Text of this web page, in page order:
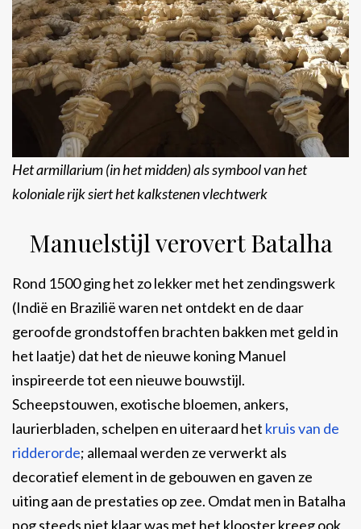
Het armillarium (in het midden) als symbool van het
koloniale rijk siert het kalkstenen vlechtwerk
Manuelstijl verovert Batalha
Rond 1500 ging het zo lekker met het zendingswerk
(Indië en Brazilië waren net ontdekt en de daar
geroofde grondstoffen brachten bakken met geld in
het laatje) dat het de nieuwe koning Manuel
inspireerde tot een nieuwe bouwstijl.
Scheepstouwen, exotische bloemen, ankers,
laurierbladen, schelpen en uiteraard het kruis van de
ridderorde; allemaal werden ze verwerkt als
decoratief element in de gebouwen en gaven ze
uiting aan de prestaties op zee. Omdat men in Batalha
nog steeds niet klaar was met het klooster kreeg ook